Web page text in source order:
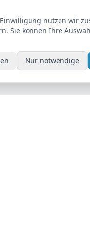
nutzen wir
Sie können Ihre
Nur notwendige